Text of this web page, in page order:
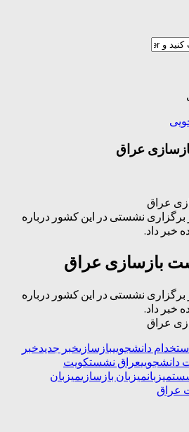
عراق
عراق
نشستی در این کشور درباره
خبر داد.
بازسازی عراق
نشستی در این کشور درباره
خبر داد.
عراق
دانشجوییبازسازیخبر جدیدخبر
دانشجوییعراق نشستکویت
میزبانمیزبان بازسازیمیزبان
عراق